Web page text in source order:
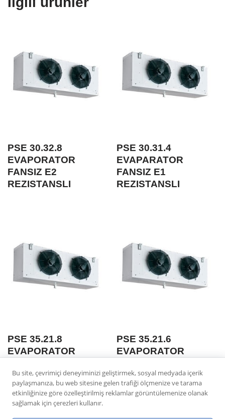
PSE 30.32.8
EVAPORATOR
FANSIZ E2
REZISTANSLI
PSE 30.31.4
EVAPARATOR
FANSIZ E1
REZISTANSLI
PSE 35.21.8
EVAPORATOR
REZISTANSLI
PSE 35.21.6
EVAPORATOR
REZISTANSSIZ
Bu site, çevrimiçi deneyiminizi geliştirmek, sosyal medyada içerik
paylaşmanıza, bu web sitesine gelen trafiği ölçmenize ve tarama
etkinliğinize göre özelleştirilmiş reklamlar görüntülemenize olanak
sağlamak için çerezleri kullanır.